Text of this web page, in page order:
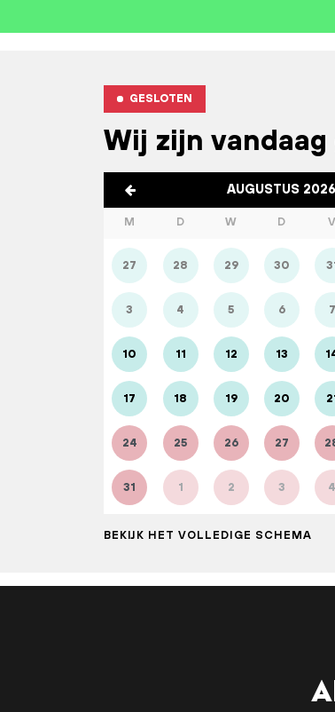
GESLOTEN
Wij zijn
AUGUSTUS 2026
M D W D V
27 28 29 30
3 4 5 6 7
10 11 12 13
17 18 19 20
24 25 26 27
31 1 2 3 4
BEKIJK HET VOLLEDIGE SCHEMA